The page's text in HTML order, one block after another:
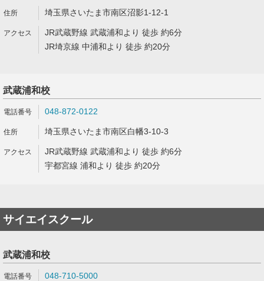
埼玉県さいたま市南区沼影1-12-1
JR武蔵野線 武蔵浦和より 徒歩 約6分
JR埼京線 中浦和より 徒歩 約20分
武蔵浦和校
048-872-0122
埼玉県さいたま市南区白幡3-10-3
JR武蔵野線 武蔵浦和より 徒歩 約6分
宇都宮線 浦和より 徒歩 約20分
サイエイスクール
武蔵浦和校
048-710-5000